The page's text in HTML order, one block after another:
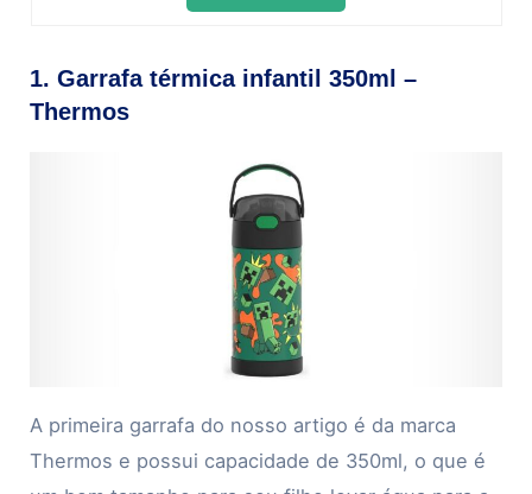
1. Garrafa térmica infantil 350ml –
Thermos
A primeira garrafa do nosso artigo é da marca
Thermos e possui capacidade de 350ml, o que é